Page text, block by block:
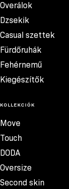
Overálok
Dzsekik
Casual szettek
Fürdőruhák
Fehérnemű
Kiegészítők
KOLLEKCIÓK
Move
Touch
DODA
Oversize
Second skin